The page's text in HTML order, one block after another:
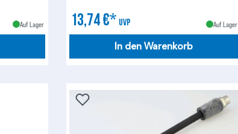
Auf Lager 13,74 €* UVP Auf Lager
In den Warenkorb